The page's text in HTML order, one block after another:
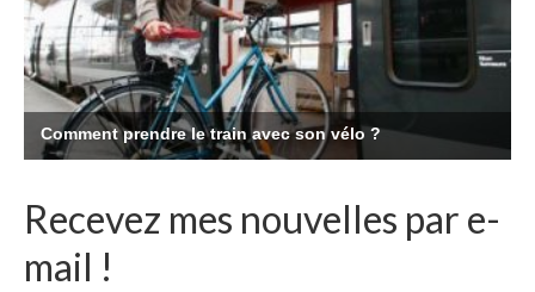
Recevez mes nouvelles par e-
mail !